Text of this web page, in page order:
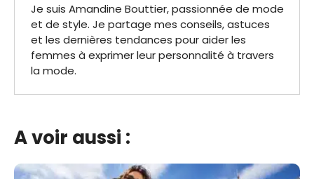
Je suis Amandine Bouttier, passionnée de mode
et de style. Je partage mes conseils, astuces
et les dernières tendances pour aider les
femmes à exprimer leur personnalité à travers
la mode.
A voir aussi :